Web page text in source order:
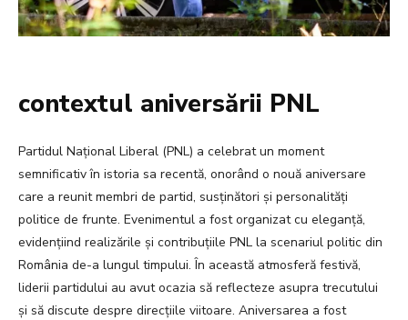
contextul aniversării PNL
Partidul Național Liberal (PNL) a celebrat un moment
semnificativ în istoria sa recentă, onorând o nouă aniversare
care a reunit membri de partid, susținători și personalități
politice de frunte. Evenimentul a fost organizat cu eleganță,
evidențiind realizările și contribuțiile PNL la scenariul politic din
România de-a lungul timpului. În această atmosferă festivă,
liderii partidului au avut ocazia să reflecteze asupra trecutului
și să discute despre direcțiile viitoare. Aniversarea a fost